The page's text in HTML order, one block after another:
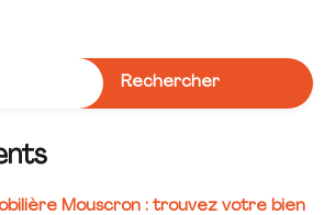
Rechercher
Mouscron : trouvez votre bien